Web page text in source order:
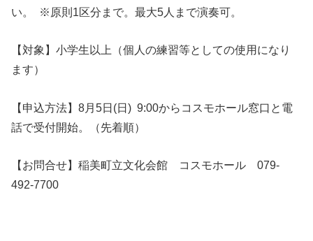
い。 ※原則1区分まで。最大5人まで演奏可。
【対象】小学生以上（個人の練習等としての使用になり
ます）
【申込方法】8月5日(日) 9:00からコスモホール窓口と電
話で受付開始。（先着順）
【お問合せ】稲美町立文化会館 コスモホール 079-
492-7700